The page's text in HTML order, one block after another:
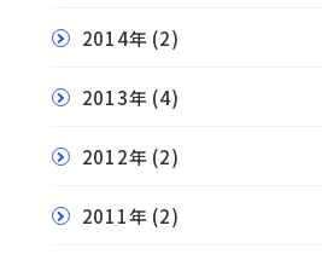
2014年 (2)
2013年 (4)
2012年 (2)
2011年 (2)